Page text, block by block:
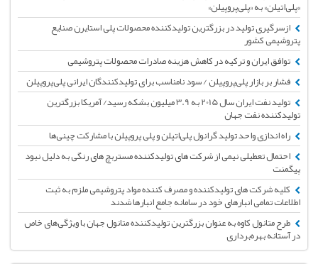
«پلی‌اتیلن» به «پلی‌پروپیلن»
از‌سرگیری تولید در بزرگترین تولیدکننده محصولات پلی استایرن صنایع
پتروشیمی کشور
توافق ایران و ترکیه در کاهش هزینه صادرات محصولات پتروشیمی
فشار بر بازار پلی‌پروپیلن / سود نامناسب برای تولیدکنندگان ایرانی پلی‌پروپیلن
تولید نفت ایران سال 2015 به 3.9 میلیون بشکه رسید/ آمریکا بزرگترین
تولیدکننده نفت جهان
راه اندازی واحد تولید گرانول پلی‌اتیلن و پلی پروپیلن با مشارکت چینی‌ها
احتمال تعطیلی نیمی از شرکت های تولیدکننده مستربچ های رنگی به دلیل نبود
پیگمنت
کلیه شرکت های تولیدکننده و مصرف کننده مواد پتروشیمی ملزم به ثبت
اطلاعات تمامی انبارهای خود در سامانه جامع انبارها شدند
طرح متانول کاوه به عنوان بزرگترین تولیدکننده متانول جهان با ویژگی‌های خاص
در آستانه بهره‌برداری